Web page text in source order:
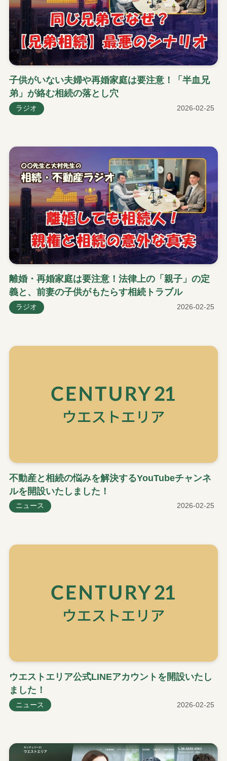
子供がいない夫婦や再婚家庭は要注意！「半血兄
弟」が絡む相続の落とし穴
2026-02-25
ラジオ
離婚・再婚家庭は要注意！法律上の「親子」の定
義と、前妻の子供がもたらす相続トラブル
2026-02-25
ラジオ
不動産と相続の悩みを解決するYouTubeチャンネ
ルを開設いたしました！
2026-02-25
ニュース
ウエストエリア公式LINEアカウントを開設いたし
ました！
2026-02-25
ニュース